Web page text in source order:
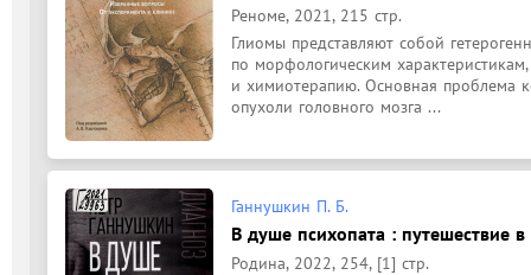
Реноме, 2021, 215 стр.
Глиомы представляют собой
по морфологическим
и химиотерапию. Основная проблема
опухоли головного мозга ...
Ганнушкин П. Б.
В душе психопата : путешествие
Родина, 2022, 254, [1] стр.